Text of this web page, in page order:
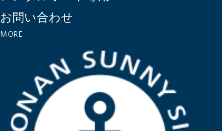
お問い合わせ
MORE